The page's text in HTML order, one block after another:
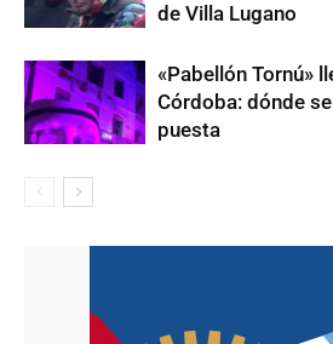
de Villa Lugano
«Pabellón Tornú»
Córdoba: dónde
puesta